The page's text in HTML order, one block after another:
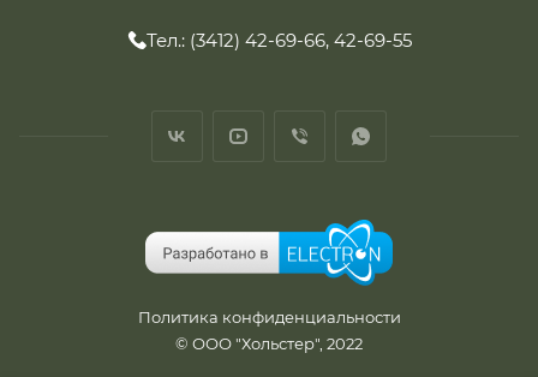
Тел.: (3412) 42-69-66, 42-69-55
Политика конфиденциальности
© ООО "Хольстер", 2022